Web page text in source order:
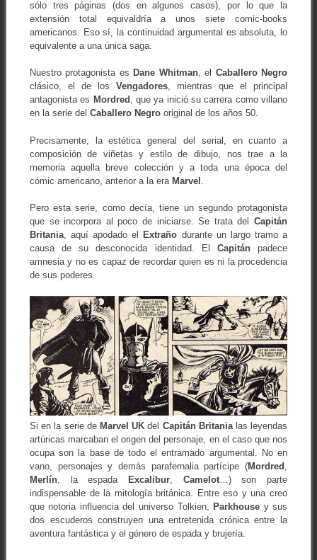
sólo tres páginas (dos en algunos casos), por lo que la
extensión total equivaldría a unos siete comic-books
americanos. Eso sí, la continuidad argumental es absoluta, lo
equivalente a una única saga.
Nuestro protagonista es Dane Whitman, el Caballero Negro
clásico, el de los Vengadores, mientras que el principal
antagonista es Mordred , que ya inició su carrera como villano
en la serie del Caballero Negrooriginal de los años 50.
Precisamente, la estética general del serial, en cuanto a
composición de viñetas y estilo de dibujo, nos trae a la
memoria aquella breve colección y a toda una época del
cómic americano, anterior a la era Marvel
Pero esta serie, como decía, tiene un segundo protagonista
que se incorpora al poco de iniciarse. Se trata delCapitán
Britania, aquí apodado el Extraño durante un largo tramo a
causa de su desconocida identidad. El Capitánpadece
amnesia y no es capaz de recordar quien es ni la procedencia
de sus poderes.
Si en la serie de Marvel UK del Capitán Britanialas leyendas
artúricas marcaban el origen del personaje, en el caso que nos
ocupa son la base de todo el entramado argumental. No en
vano, personajes y demás parafernalia partícipe (Mordred ,
Merlín, la espada Excalibur, Camelot…) son parte
indispensable de la mitología británica. Entre eso y una creo
que notoria influencia del universo Tolkien, Parkhouse y sus
dos escuderos construyen una entretenida crónica entre la
aventura fantástica y el género de espada y brujería.